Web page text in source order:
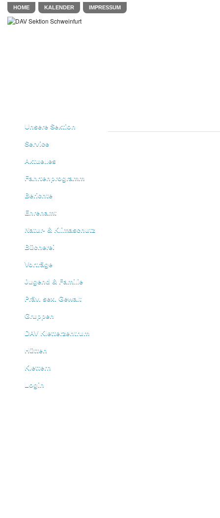
HOME KALENDER IMPRESSUM
Unsere Sektion
Service
Aktuelles
Fahrtenprogramm
Berichte
Ehrenamt
Natur- & Klimaschutz
Bücherei
Vorträge
Jugend & Familie
Präv. sex. Gewalt
Gruppen
DAV Kletterzentrum
Hütten
Klettern
Login